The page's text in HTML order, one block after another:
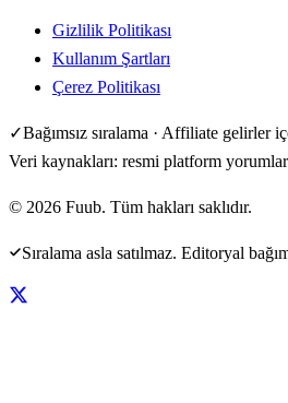
Gizlilik Politikası
Kullanım Şartları
Çerez Politikası
✓Bağımsız sıralama · Affiliate gelirler
Veri kaynakları: resmi platform
© 2026 Fuub. Tüm hakları saklıdır.
Sıralama asla satılmaz. Editoryal